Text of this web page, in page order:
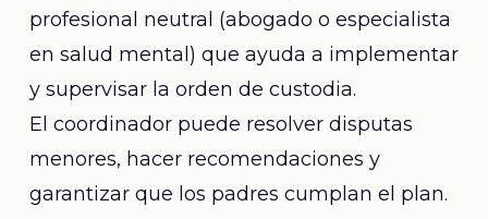
profesional neutral (abogado o especialista
en salud mental) que ayuda a implementar
y supervisar la orden de custodia.
El coordinador puede resolver disputas
menores, hacer recomendaciones y
garantizar que los padres cumplan el plan.